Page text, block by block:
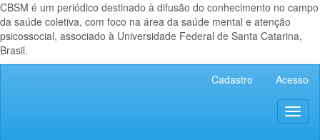
CBSM é um periódico destinado à difusão do conhecimento no campo
da saúde coletiva, com foco na área da saúde mental e atenção
psicossocial, associado à Universidade Federal de Santa Catarina,
Brasil.
Cadastro Acesso